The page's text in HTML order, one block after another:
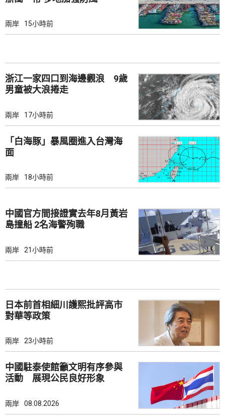
兩岸 15小時前
浙江一家四口到海邊觀浪 9歲
男童被大浪捲走
兩岸 17小時前
「白海豚」暴風圈進入台灣海
面
兩岸 18小時前
中國官方間接證實去年8月黃岩
島撞船 2名海警殉職
兩岸 21小時前
日本前首相細川護熙批評高市
對華等政策
兩岸 23小時前
中國駐泰使館籲文明有序參與
活動 展現公民良好形象
兩岸 08.08.2026